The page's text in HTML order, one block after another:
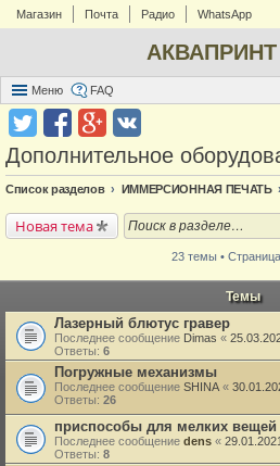
Магазин Почта Радио WhatsApp
Меню FAQ
Дополнительное
Список разделов ИММЕРСИОННАЯ ПЕЧАТЬ
Новая тема
23 темы •
Темы
Лазерный блютус гравер
Последнее сообщение Dimas «
Ответы: 6
Погружные механизмы
Последнее сообщение SHINA «
Ответы: 26
приспособы для мелких вещей
Последнее сообщение dens «
Ответы: 8